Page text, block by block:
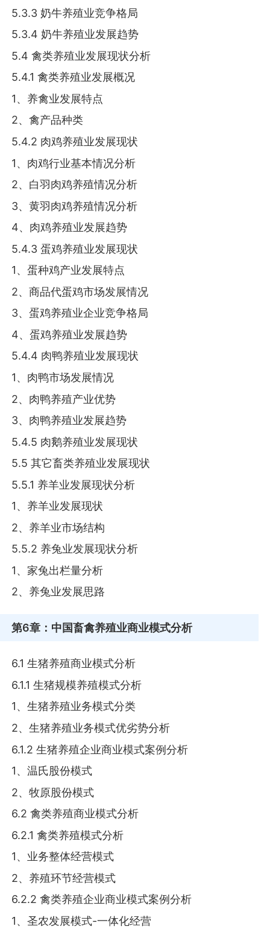
5.3.3 奶牛养殖业竞争格局
5.3.4 奶牛养殖业发展趋势
5.4 禽类养殖业发展现状分析
5.4.1 禽类养殖业发展概况
1、养禽业发展特点
2、禽产品种类
5.4.2 肉鸡养殖业发展现状
1、肉鸡行业基本情况分析
2、白羽肉鸡养殖情况分析
3、黄羽肉鸡养殖情况分析
4、肉鸡养殖业发展趋势
5.4.3 蛋鸡养殖业发展现状
1、蛋种鸡产业发展特点
2、商品代蛋鸡市场发展情况
3、蛋鸡养殖业企业竞争格局
4、蛋鸡养殖业发展趋势
5.4.4 肉鸭养殖业发展现状
1、肉鸭市场发展情况
2、肉鸭养殖产业优势
3、肉鸭养殖业发展趋势
5.4.5 肉鹅养殖业发展现状
5.5 其它畜类养殖业发展现状
5.5.1 养羊业发展现状分析
1、养羊业发展现状
2、养羊业市场结构
5.5.2 养兔业发展现状分析
1、家兔出栏量分析
2、养兔业发展思路
第6章 ：中国畜禽养殖业商业模式分析
6.1 生猪养殖商业模式分析
6.1.1 生猪规模养殖模式分析
1、生猪养殖业务模式分类
2、生猪养殖业务模式优劣势分析
6.1.2 生猪养殖企业商业模式案例分析
1、温氏股份模式
2、牧原股份模式
6.2 禽类养殖商业模式分析
6.2.1 禽类养殖模式分析
1、业务整体经营模式
2、养殖环节经营模式
6.2.2 禽类养殖企业商业模式案例分析
1、圣农发展模式-一体化经营